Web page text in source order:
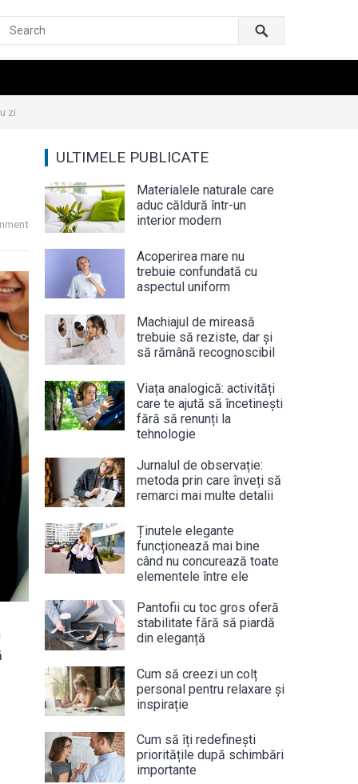
zi
ULTIMELE PUBLICATE
Materialele naturale care
aduc căldură într-un
interior modern
Acoperirea mare nu
trebuie confundată cu
aspectul uniform
Machiajul de mireasă
trebuie să reziste, dar și
să rămână recognoscibil
Viața analogică: activități
care te ajută să încetinești
fără să renunți la
tehnologie
Jurnalul de observație:
metoda prin care înveți să
remarci mai multe detalii
Ținutele elegante
funcționează mai bine
când nu concurează toate
elementele între ele
Pantofii cu toc gros oferă
stabilitate fără să piardă
din eleganță
Cum să creezi un colț
personal pentru relaxare și
inspirație
Cum să îți redefinești
prioritățile după schimbări
importante